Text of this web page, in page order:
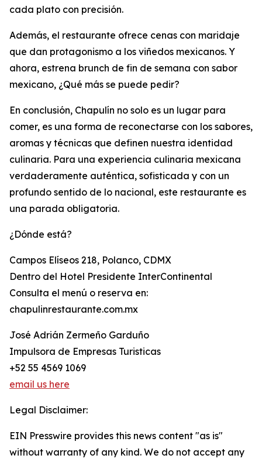
cada plato con precisión.
Además, el restaurante ofrece cenas con maridaje
que dan protagonismo a los viñedos mexicanos. Y
ahora, estrena brunch de fin de semana con sabor
mexicano, ¿Qué más se puede pedir?
En conclusión, Chapulín no solo es un lugar para
comer, es una forma de reconectarse con los sabores,
aromas y técnicas que definen nuestra identidad
culinaria. Para una experiencia culinaria mexicana
verdaderamente auténtica, sofisticada y con un
profundo sentido de lo nacional, este restaurante es
una parada obligatoria.
¿Dónde está?
Campos Elíseos 218, Polanco, CDMX
Dentro del Hotel Presidente InterContinental
Consulta el menú o reserva en:
chapulinrestaurante.com.mx
José Adrián Zermeño Garduño
Impulsora de Empresas Turisticas
+52 55 4569 1069
email us here
Legal Disclaimer:
EIN Presswire provides this news content "as is"
without warranty of any kind. We do not accept any